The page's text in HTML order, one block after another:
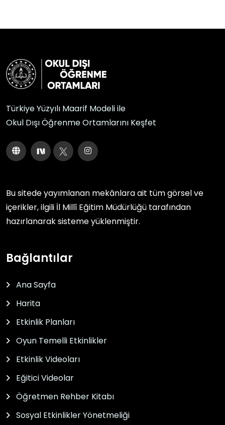
Türkiye Yüzyılı Maarif Modeli ile
Okul Dışı Öğrenme Ortamlarını Keşfet
Bu sitede yayımlanan mekânlara ait tüm görsel ve
içerikler, ilgili İl Millî Eğitim Müdürlüğü tarafından
hazırlanarak sisteme yüklenmiştir.
Bağlantılar
Ana Sayfa
Harita
Etkinlik Planları
Oyun Temelli Etkinlikler
Etkinlik Videoları
Eğitici Videolar
Öğretmen Rehber Kitabı
Sosyal Etkinlikler Yönetmeliği